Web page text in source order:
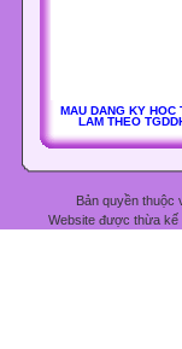
MAU DANG KY HOC
LAM THEO
Bản quyền thuộc
Website được thừa